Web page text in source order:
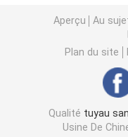
bobine d'acier
Feuillard d'acier
Bande d'acier
Aperçu Au
Plan du site
Qualité tuyau
Usine De